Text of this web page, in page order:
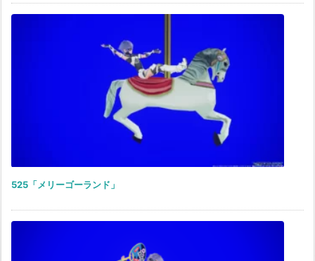
525「メリーゴーランド」